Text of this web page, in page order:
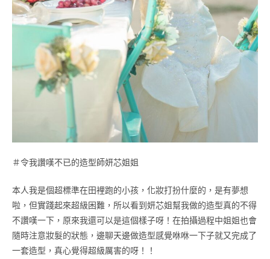
＃令我讚嘆不已的造型師妍芯姐姐
本人我是個超標準在田裡跑的小孩，化妝打扮什麼的，是有夢想
啦，但實踐起來超級困難，所以看到妍芯姐幫我做的造型真的不得
不讚嘆一下，原來我還可以是這個樣子呀！在拍攝過程中姐姐也會
隨時注意妝髮的狀態，邊聊天邊做造型感覺咻咻一下子就又完成了
一套造型，真心覺得超級厲害的呀！！